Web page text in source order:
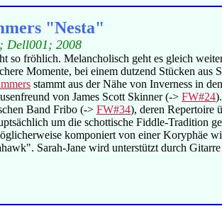
"Nesta"
Dell001; 2008
fröhlich. Melancholisch geht es gleich
Momente, bei einem dutzend Stücken aus
stammt aus der Nähe von Inverness in
von James Scott Skinner (-> FW#24
Band Fribo (-> FW#34), deren Repertoire
um die schottische Fiddle-Tradition
komponiert von einer Koryphäe
Sarah-Jane wird unterstützt durch